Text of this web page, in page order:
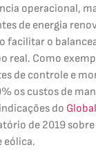
operacional,
de energia
facilitar o
real. Como
de controle e
os custos de
do
de 2019
eólica.